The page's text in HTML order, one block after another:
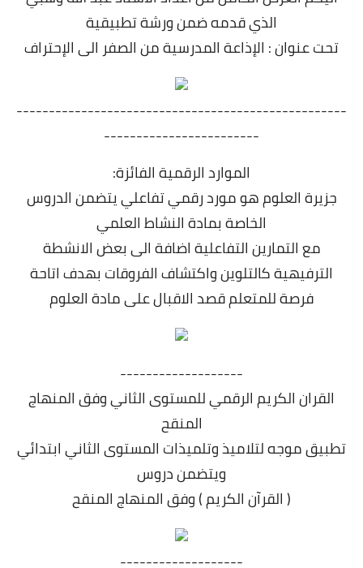
الذي قدمه ضمن ورشة تطبيقية
تحت عنوان : الإذاعة المدرسية من الصفر الى الإحتراف
---------------------------------------------------
------------------------
الموارد الرقمية الفائزة:
جزيرة العلوم هو مورد رقمي تفاعلي يتضمن الدروس
الخاصة بمادة النشاط العلمي
مع التمارين التفاعلية اضافة الى بعض الانشطة
الترفيهية كالتلوين واكتشاف الفروقات بهدف اتاحة
فرصة للمتعلم قصد الاقبال على مادة العلوم
-------------------
القران الكريم الرقمي للمستوى الثاني وفق المنهاج
المنقح
تطبيق موجه لتلاميذ وتلميذات المستوى الثاني ابتدائي
ويتضمن دروس
( القرآن الكريم ) وفق المنهاج المنقح
-------------------